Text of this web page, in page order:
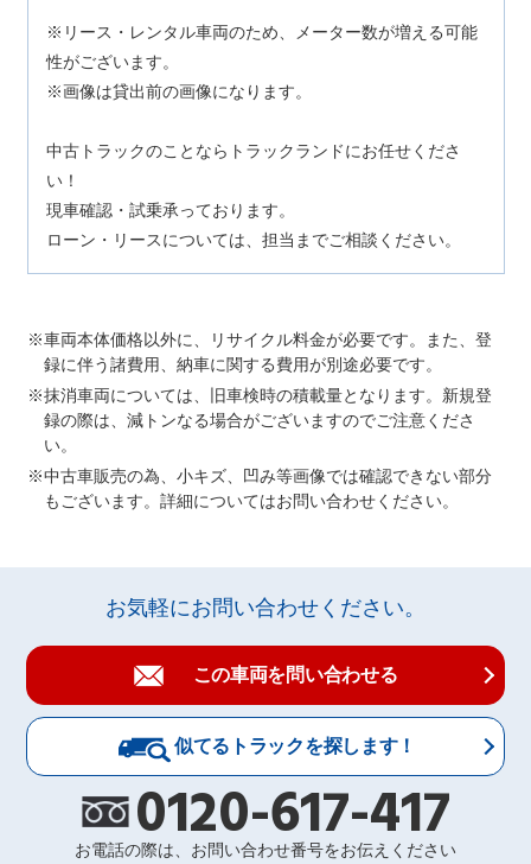
※リース・レンタル車両のため、メーター数が増える可能
性がございます。
※画像は貸出前の画像になります。
中古トラックのことならトラックランドにお任せくださ
い！
現車確認・試乗承っております。
ローン・リースについては、担当までご相談ください。
車両本体価格以外に、リサイクル料金が必要です。また、登
録に伴う諸費用、納車に関する費用が別途必要です。
抹消車両については、旧車検時の積載量となります。新規登
録の際は、減トンなる場合がございますのでご注意くださ
い。
中古車販売の為、小キズ、凹み等画像では確認できない部分
もございます。詳細についてはお問い合わせください。
お気軽にお問い合わせください。
この車両を問い合わせる
似てるトラックを探します！
0120-617-417
お電話の際は、お問い合わせ番号をお伝えください